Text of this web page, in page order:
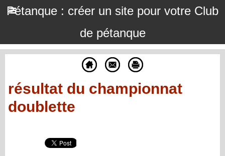
Pétanque : créer un site pour votre Club
de pétanque
résultat du championnat
doublette